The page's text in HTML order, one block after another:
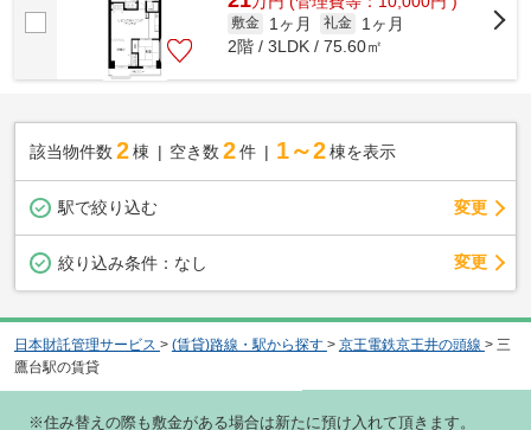
敷金 1ヶ月 礼金
1ヶ月
2階 / 3LDK / 75.60㎡
該当物件数 2棟 空き数 2 件 1～2 棟を表示
駅で絞り込む 変更
絞り込み条件： なし 変更
日本財託管理サービス > (賃貸)路線・駅から探す > 京王電鉄京王井の頭線 > 三
鷹台駅の賃貸
※住み替えの際も敷金がある場合は新たに預け入れて頂きます。